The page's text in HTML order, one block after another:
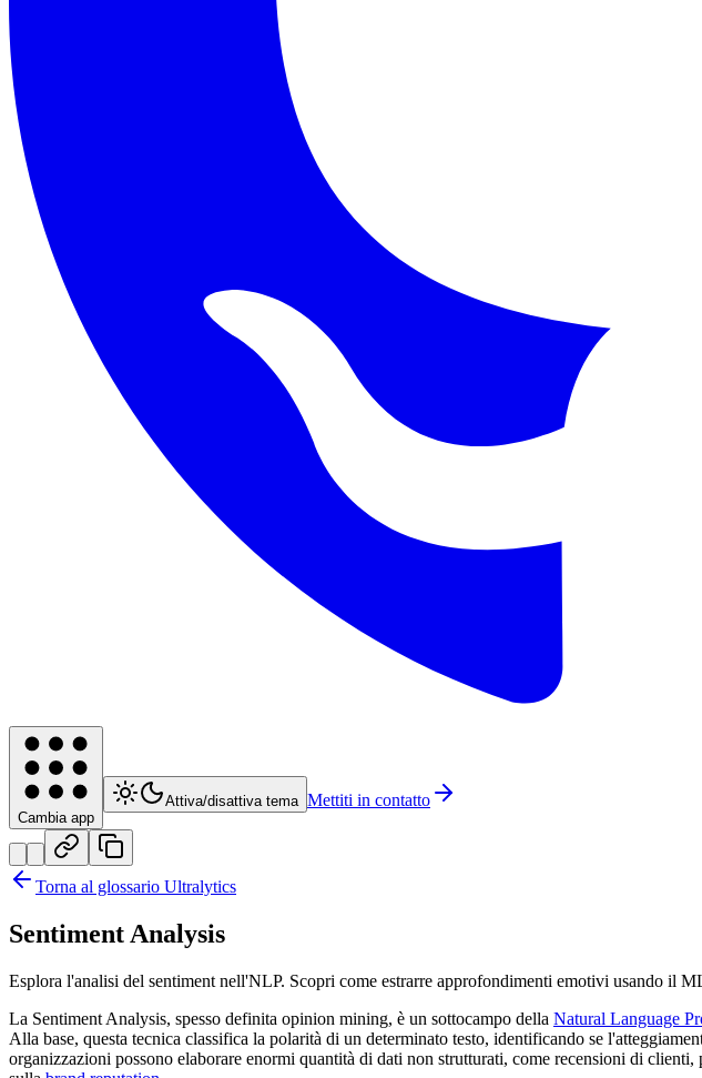
Cambia app
Attiva/disattiva tema Mettiti in contatto
Torna al glossario Ultralytics
Sentiment Analysis
Esplora l'analisi del sentiment nell'NLP. Scopri come estrarre approfondimenti emotivi usando
La Sentiment Analysis, spesso definita opinion mining, è un sottocampo della Natural Language
Alla base, questa tecnica classifica la polarità di un determinato testo, identificando se
organizzazioni possono elaborare enormi quantità di dati non strutturati, come recensioni di